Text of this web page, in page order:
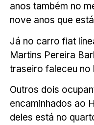
anos também no
nove anos que
Já no carro fiat
Martins Pereira
traseiro faleceu no
Outros dois
encaminhados ao
deles está no